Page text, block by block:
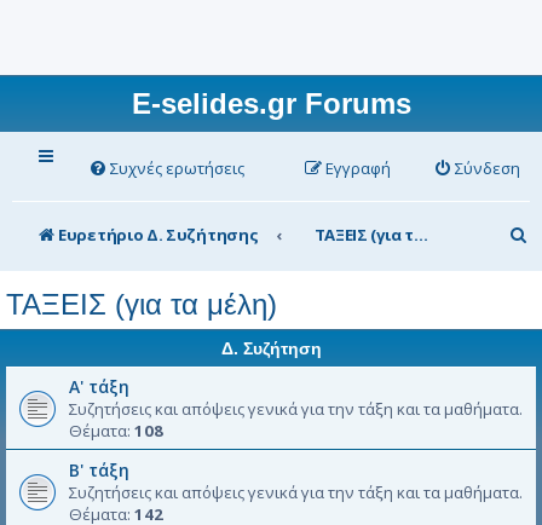
E-selides.gr Forums
Συχνές ερωτήσεις Σύνδεση
Εγγραφή
Ευρετήριο Δ. Συζήτησης ΤΑΞΕΙΣ (για τα μέλη)
ν
ή
η
ΤΑΞΕΙΣ (για τα μέλη)
Δ. Συζήτηση
Α' τάξη
Συζητήσεις και απόψεις γενικά για την τάξη και τα μαθήματα.
Θέματα: 108
Β' τάξη
Συζητήσεις και απόψεις γενικά για την τάξη και τα μαθήματα.
Θέματα: 142